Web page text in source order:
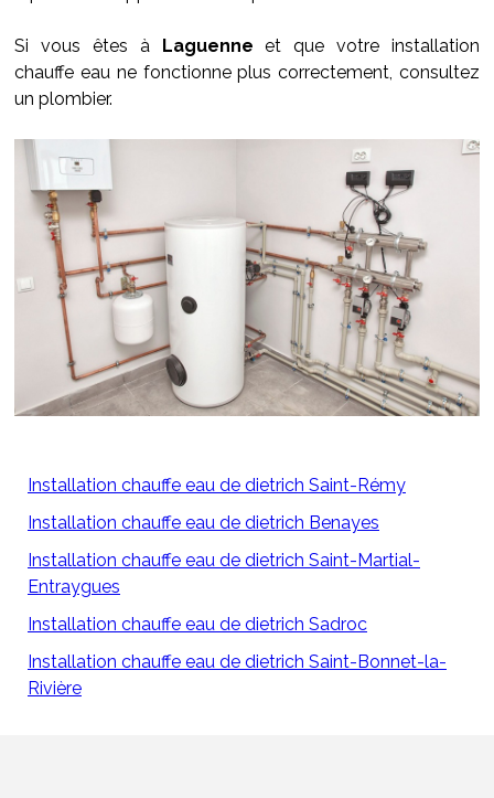
Si vous êtes à Laguenne et que votre installation
chauffe eau ne fonctionne plus correctement, consultez
un plombier.
Installation chauffe eau de dietrich Saint-Rémy
Installation chauffe eau de dietrich Benayes
Installation chauffe eau de dietrich Saint-Martial-
Entraygues
Installation chauffe eau de dietrich Sadroc
Installation chauffe eau de dietrich Saint-Bonnet-la-
Rivière